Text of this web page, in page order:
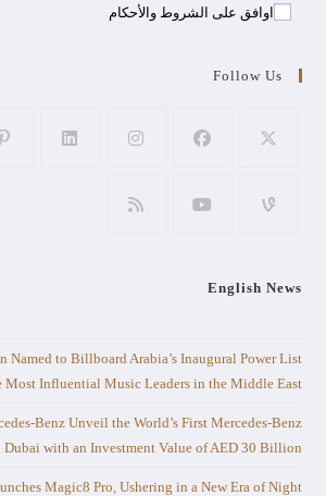
اوافق على الشروط والأحكام
Follow Us
English News
Named to Billboard Arabia’s Inaugural Power List
Most Influential Music Leaders in the Middle East
Benz Unveil the World’s First Mercedes-Benz
with an Investment Value of AED 30 Billion
Magic8 Pro, Ushering in a New Era of Night